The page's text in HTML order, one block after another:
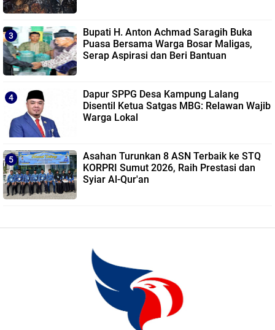
Bupati H. Anton Achmad Saragih Buka
Puasa Bersama Warga Bosar Maligas,
Serap Aspirasi dan Beri Bantuan
Dapur SPPG Desa Kampung Lalang
Disentil Ketua Satgas MBG: Relawan Wajib
Warga Lokal
Asahan Turunkan 8 ASN Terbaik ke STQ
KORPRI Sumut 2026, Raih Prestasi dan
Syiar Al-Qur'an